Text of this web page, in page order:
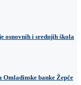
osnovnih i srednjih škola
banke Žepče